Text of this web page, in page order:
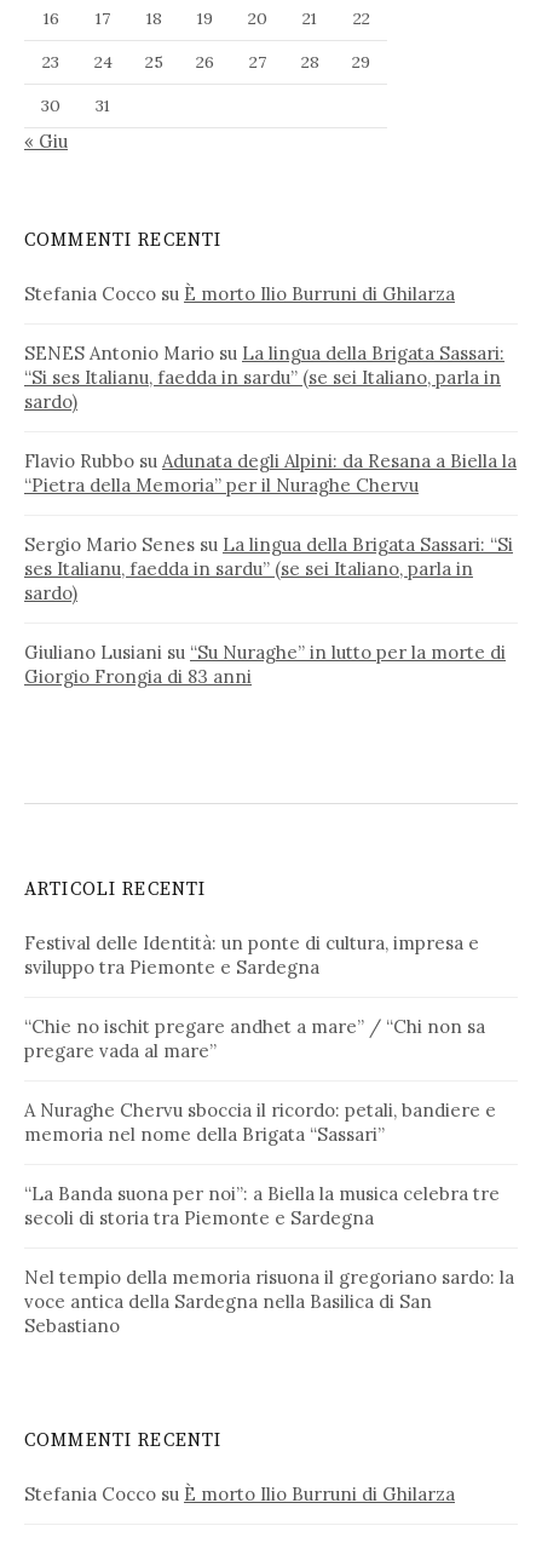
16
17 18 19 20 21
22
23
24 25 26 27 28
29
30
31
« Giu
COMMENTI RECENTI
Stefania Cocco su È morto Ilio Burruni di Ghilarza
SENES Antonio Mario su La lingua della Brigata Sassari:
“Si ses Italianu, faedda in sardu” (se sei Italiano, parla in
sardo)
Flavio Rubbo su Adunata degli Alpini: da Resana a Biella la
“Pietra della Memoria” per il Nuraghe Chervu
Sergio Mario Senes su La lingua della Brigata Sassari: “Si
ses Italianu, faedda in sardu” (se sei Italiano, parla in
sardo)
Giuliano Lusiani su “Su Nuraghe” in lutto per la morte di
Giorgio Frongia di 83 anni
ARTICOLI RECENTI
Festival delle Identità: un ponte di cultura, impresa e
sviluppo tra Piemonte e Sardegna
“Chie no ischit pregare andhet a mare” / “Chi non sa
pregare vada al mare”
A Nuraghe Chervu sboccia il ricordo: petali, bandiere e
memoria nel nome della Brigata “Sassari”
“La Banda suona per noi”: a Biella la musica celebra tre
secoli di storia tra Piemonte e Sardegna
Nel tempio della memoria risuona il gregoriano sardo: la
voce antica della Sardegna nella Basilica di San
Sebastiano
COMMENTI RECENTI
Stefania Cocco su È morto Ilio Burruni di Ghilarza